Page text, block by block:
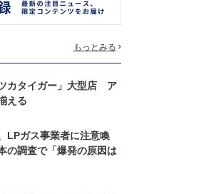
もっとみる
カタイガー」大型店 ア
える
LPガス事業者に注意喚
調査で「爆発の原因は